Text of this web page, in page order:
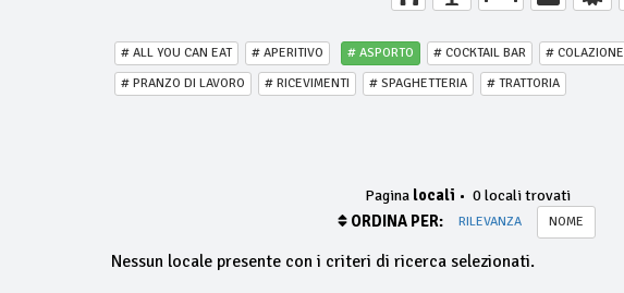
# ALL YOU CAN EAT # APERITIVO # ASPORTO # COCKTAIL BAR # COLAZIONE
# PRANZO DI LAVORO
# RICEVIMENTI # SPAGHETTERIA # TRATTORIA
Pagina locali • 0 locali trovati
ORDINA PER:
RILEVANZA NOME
Nessun locale presente con i criteri di ricerca selezionati.